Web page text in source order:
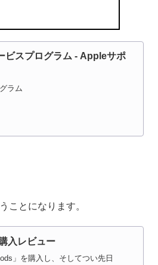
ビスプログラム - Appleサポ
ラム
ことになります。
入レビュー
」を購入し、そしてつい先日